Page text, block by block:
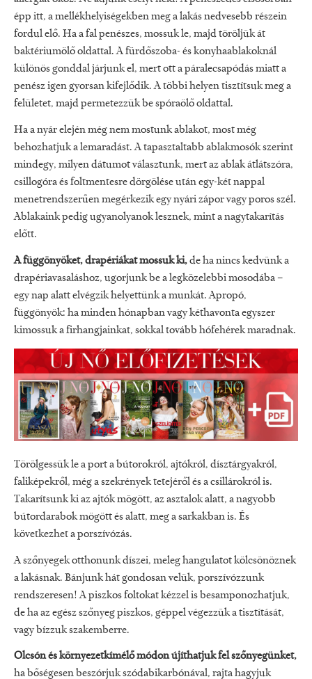
épp itt, a mellékhelyiségekben meg a lakás nedvesebb részein
fordul elő. Ha a fal penészes, mossuk le, majd töröljük át
baktériumölő oldattal. A fürdőszoba- és konyhaablakoknál
különös gonddal járjunk el, mert ott a páralecsapódás miatt a
penész igen gyorsan kifejlődik. A többi helyen tisztítsuk meg a
felületet, majd permetezzük be spóraölő oldattal.
Ha a nyár elején még nem mostunk ablakot, most még
behozhatjuk a lemaradást. A tapasztaltabb ablakmosók szerint
mindegy, milyen dátumot választunk, mert az ablak átlátszóra,
csillogóra és foltmentesre dörgölése után egy-két nappal
menetrendszerűen megérkezik egy nyári zápor vagy poros szél.
Ablakaink pedig ugyanolyanok lesznek, mint a nagytakarítás
előtt.
A függönyöket, drapériákat mossuk ki,de ha nincs kedvünk a
drapériavasaláshoz, ugorjunk be a legközelebbi mosodába –
egy nap alatt elvégzik helyettünk a munkát. Apropó,
függönyök: ha minden hónapban vagy kéthavonta egyszer
kimossuk a firhangjainkat, sokkal tovább hófehérek maradnak.
Törölgessük le a port a bútorokról, ajtókról, dísztárgyakról,
faliképekről, még a szekrények tetejéről és a csillárokról is.
Takarítsunk ki az ajtók mögött, az asztalok alatt, a nagyobb
bútordarabok mögött és alatt, meg a sarkakban is. És
következhet a porszívózás.
A szőnyegek otthonunk díszei, meleg hangulatot kölcsönöznek
a lakásnak. Bánjunk hát gondosan velük, porszívózzunk
rendszeresen! A piszkos foltokat kézzel is besamponozhatjuk,
de ha az egész szőnyeg piszkos, géppel végezzük a tisztítását,
vagy bízzuk szakemberre.
Olcsón és környezetkímélő módon újíthatjuk fel szőnyegünket,
ha bőségesen beszórjuk szódabikarbónával, rajta hagyjuk